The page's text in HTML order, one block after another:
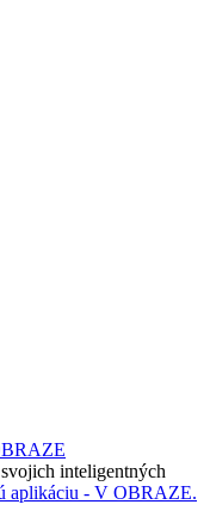
inteligentných
aplikáciu - V OBRAZE.